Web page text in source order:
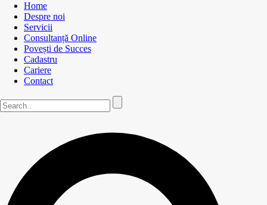
Home
Despre noi
Servicii
Consultanță Online
Povești de Succes
Cadastru
Cariere
Contact